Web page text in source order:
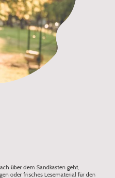
über dem Sandkasten geht,
oder frisches Lesematerial für den